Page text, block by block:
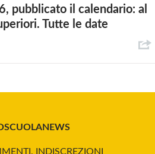
pubblicato il calendario: al
Tutte le date
INDISCREZIONI